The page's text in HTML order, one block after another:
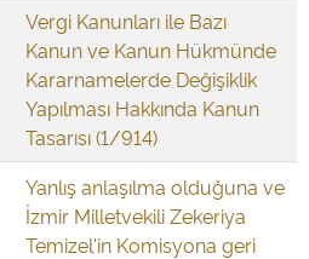
Vergi Kanunları ile Bazı
Kanun ve Kanun Hükmünde
Kararnamelerde Değişiklik
Yapılması Hakkında Kanun
Tasarısı (1/914)
Yanlış anlaşılma olduğuna ve
İzmir Milletvekili Zekeriya
Temizel'in Komisyona geri